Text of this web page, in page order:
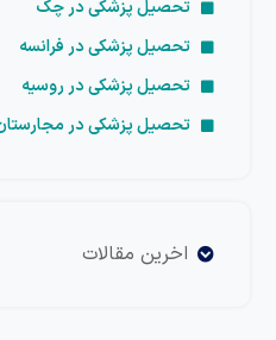
تحصیل پزشکی در چک
تحصیل پزشکی در فرانسه
تحصیل پزشکی در روسیه
تحصیل پزشکی در مجارستان
اخرین مقالات